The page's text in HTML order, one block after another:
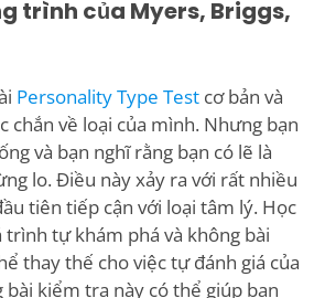
trình của Myers, Briggs,
Personality Type Testcơ bản và
chắn về loại của mình. Nhưng bạn
và bạn nghĩ rằng bạn có lẽ là
lo. Điều này xảy ra với rất nhiều
tiên tiếp cận với loại tâm lý. Học
trình tự khám phá và không bài
thay thế cho việc tự đánh giá của
bài kiểm tra này có thể giúp bạn